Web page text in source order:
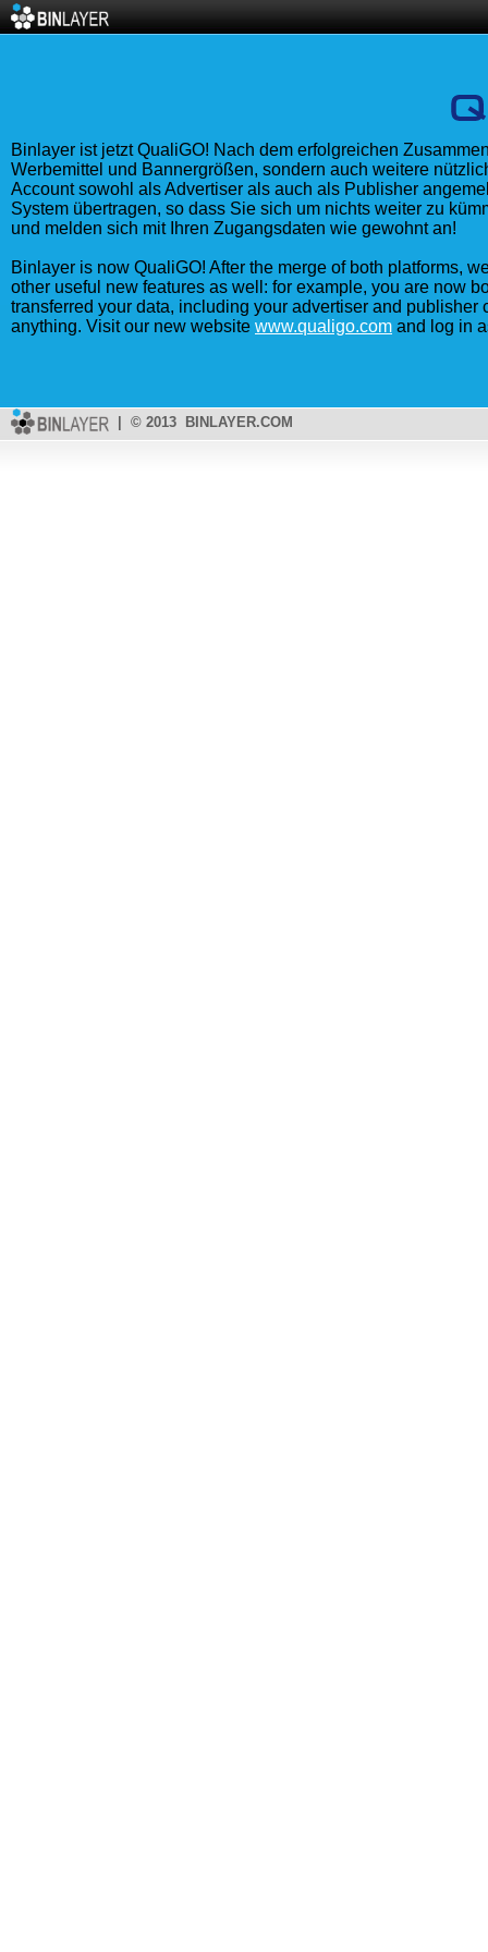
Binlayer ist jetzt QualiGO! Nach dem erfolgreichen
Werbemittel und Bannergrößen, sondern auch weitere
Account sowohl als Advertiser als auch als Publisher
System übertragen, so dass Sie sich um nichts weiter zu
und melden sich mit Ihren Zugangsdaten wie gewohnt an!
Binlayer is now QualiGO! After the merge of both platforms,
other useful new features as well: for example, you are now
transferred your data, including your advertiser and publisher
anything. Visit our new website www.qualigo.com and log in
| © 2013 BINLAYER.COM